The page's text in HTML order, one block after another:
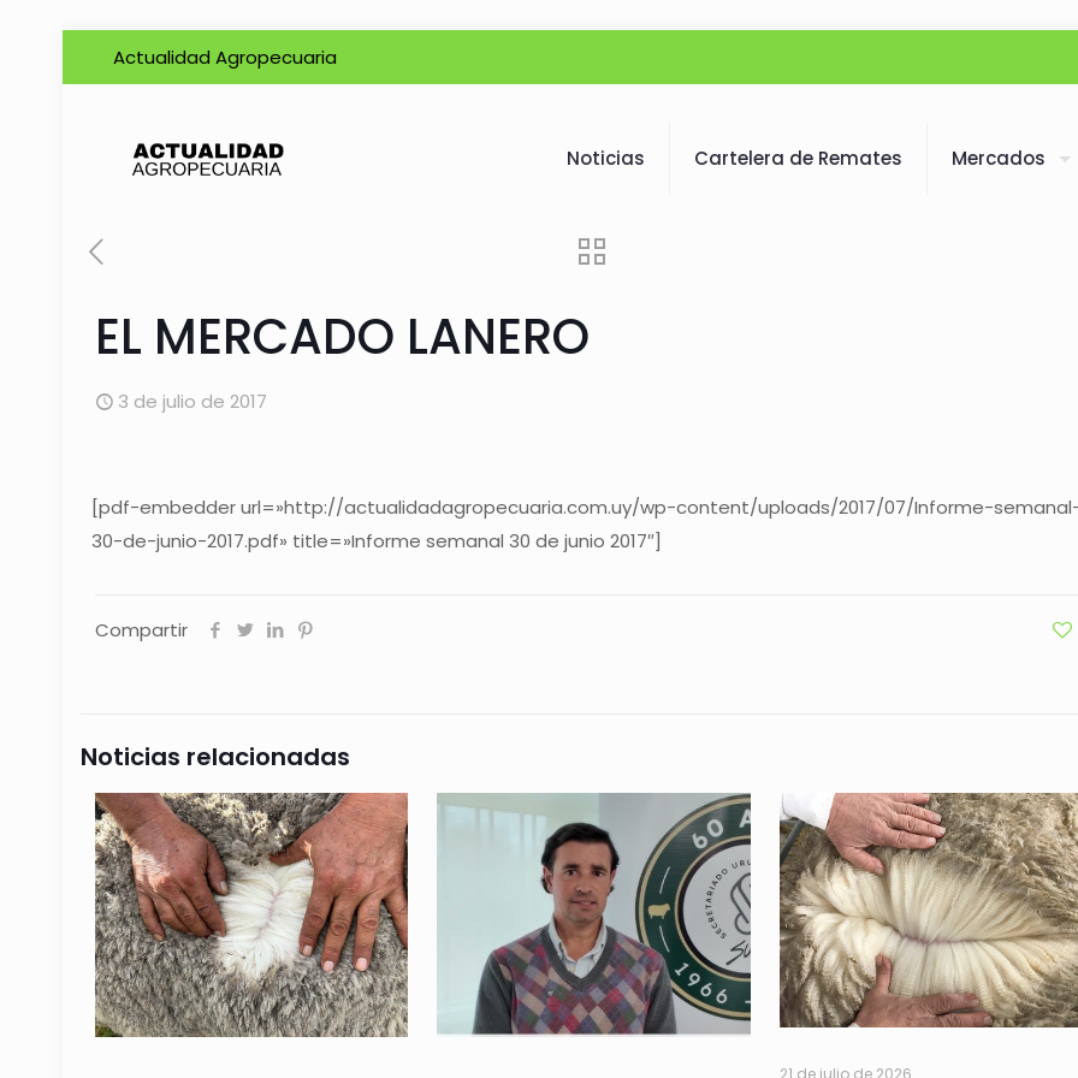
Actualidad Agropecuaria
Noticias Cartelera de Remates Mercados
EL MERCADO LANERO
3 de julio de 2017
[pdf-embedder url=»http://actualidadagropecuaria.com.uy/wp-content/uploads/2017/07/Informe-
30-de-junio-2017.pdf» title=»Informe semanal 30 de junio 2017″]
Compartir
Noticias relacionadas